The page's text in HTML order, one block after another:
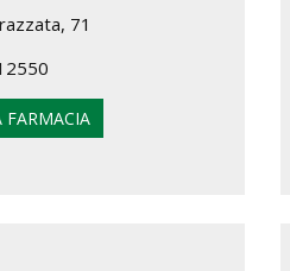
71
FARMACIA